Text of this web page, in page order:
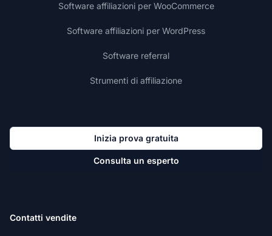
Software affiliazioni per WooCommerce
Software affiliazioni per WordPress
Software referral
Strumenti di affiliazione
Inizia prova gratuita
Consulta un esperto
Contatti vendite